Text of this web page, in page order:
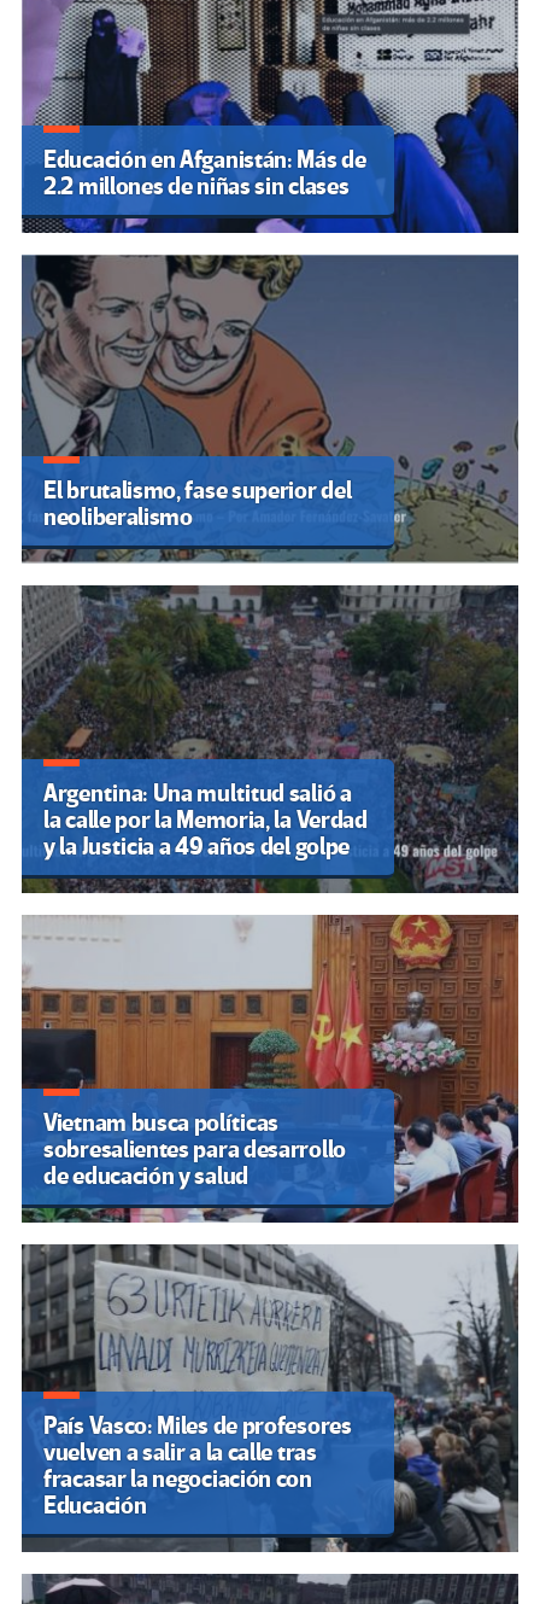
Educación en Afganistán: Más de
2.2 millones de niñas sin clases
El brutalismo, fase superior del
neoliberalismo
Argentina: Una multitud salió a
la calle por la Memoria, la Verdad
y la Justicia a 49 años del golpe
Vietnam busca políticas
sobresalientes para desarrollo
de educación y salud
País Vasco: Miles de profesores
vuelven a salir a la calle tras
fracasar la negociación con
Educación